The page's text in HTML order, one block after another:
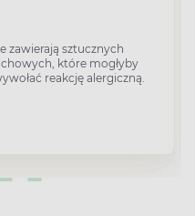
zawierają sztucznych
które mogłyby
reakcję alergiczną.